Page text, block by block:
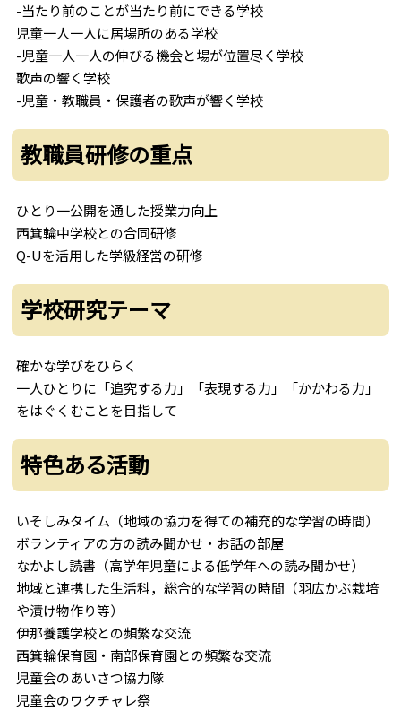
-当たり前のことが当たり前にできる学校
児童一人一人に居場所のある学校
-児童一人一人の伸びる機会と場が位置尽く学校
歌声の響く学校
-児童・教職員・保護者の歌声が響く学校
教職員研修の重点
ひとり一公開を通した授業力向上
西箕輪中学校との合同研修
Q-Uを活用した学級経営の研修
学校研究テーマ
確かな学びをひらく
一人ひとりに「追究する力」「表現する力」「かかわる力」
をはぐくむことを目指して
特色ある活動
いそしみタイム（地域の協力を得ての補充的な学習の時間）
ボランティアの方の読み聞かせ・お話の部屋
なかよし読書（高学年児童による低学年への読み聞かせ）
地域と連携した生活科，総合的な学習の時間（羽広かぶ栽培
や漬け物作り等）
伊那養護学校との頻繁な交流
西箕輪保育園・南部保育園との頻繁な交流
児童会のあいさつ協力隊
児童会のワクチャレ祭